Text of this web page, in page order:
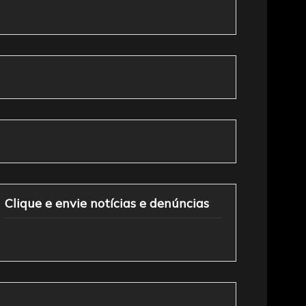
Clique e envie notícias e denúncias